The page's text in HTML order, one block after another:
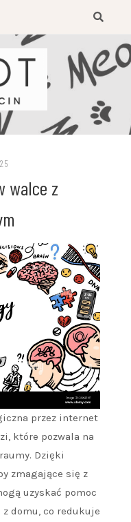
walce z
przez internet
które pozwala na
Dzięki
zmagające się z
uzyskać pomoc
domu, co redukuje